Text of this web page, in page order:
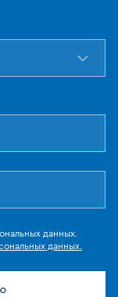
данных.
данных.